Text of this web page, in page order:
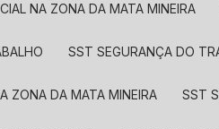
NA ZONA DA MATA MINEIRA
SST SEGURANÇA DO
ZONA DA MATA MINEIRA SST